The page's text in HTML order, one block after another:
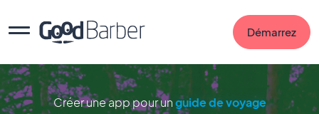
Démarrez
Créer une app pour unguide de voyage